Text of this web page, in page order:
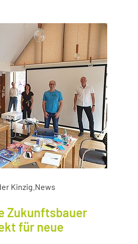
Kinzig.News
Zukunftsbauer
für neue